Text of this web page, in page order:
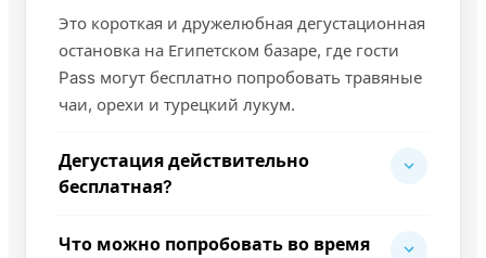
Это короткая и дружелюбная дегустационная
остановка на Египетском базаре, где гости
Pass могут бесплатно попробовать травяные
чаи, орехи и турецкий лукум.
Дегустация действительно
бесплатная?
Что можно попробовать во время